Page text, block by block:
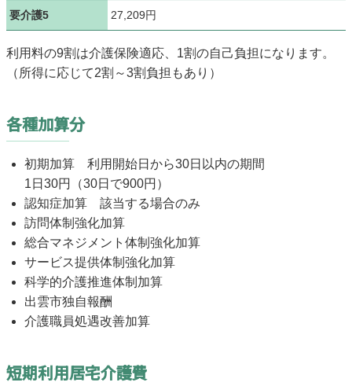
要介護5 27,209円
利用料の9割は介護保険適応、1割の自己負担になります。
（所得に応じて2割～3割負担もあり）
各種加算分
初期加算 利用開始日から30日以内の期間
1日30円（30日で900円）
認知症加算 該当する場合のみ
訪問体制強化加算
総合マネジメント体制強化加算
サービス提供体制強化加算
科学的介護推進体制加算
出雲市独自報酬
介護職員処遇改善加算
短期利用居宅介護費